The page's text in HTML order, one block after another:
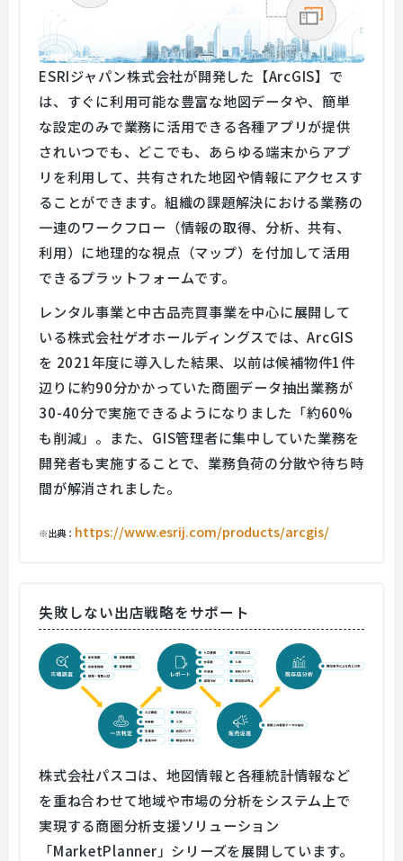
ESRIジャパン株式会社が開発した【ArcGIS】で
は、すぐに利用可能な豊富な地図データや、簡単
な設定のみで業務に活用できる各種アプリが提供
されいつでも、どこでも、あらゆる端末からアプ
リを利用して、共有された地図や情報にアクセスす
ることができます。組織の課題解決における業務の
一連のワークフロー（情報の取得、分析、共有、
利用）に地理的な視点（マップ）を付加して活用
できるプラットフォームです。
レンタル事業と中古品売買事業を中心に展開して
いる株式会社ゲオホールディングスでは、ArcGIS
を 2021年度に導入した結果、以前は候補物件1件
辺りに約90分かかっていた商圏データ抽出業務が
30-40分で実施できるようになりました「約60%
も削減」。また、GIS管理者に集中していた業務を
開発者も実施することで、業務負荷の分散や待ち時
間が解消されました。
※出典： https://www.esrij.com/products/arcgis/
失敗しない出店戦略をサポート
株式会社パスコは、地図情報と各種統計情報など
を重ね合わせて地域や市場の分析をシステム上で
実現する商圏分析支援ソリューション
「MarketPlanner」シリーズを展開しています。